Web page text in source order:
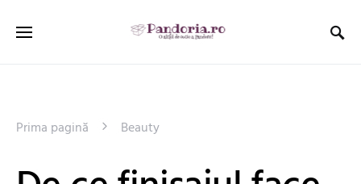
Prima pagină Beauty